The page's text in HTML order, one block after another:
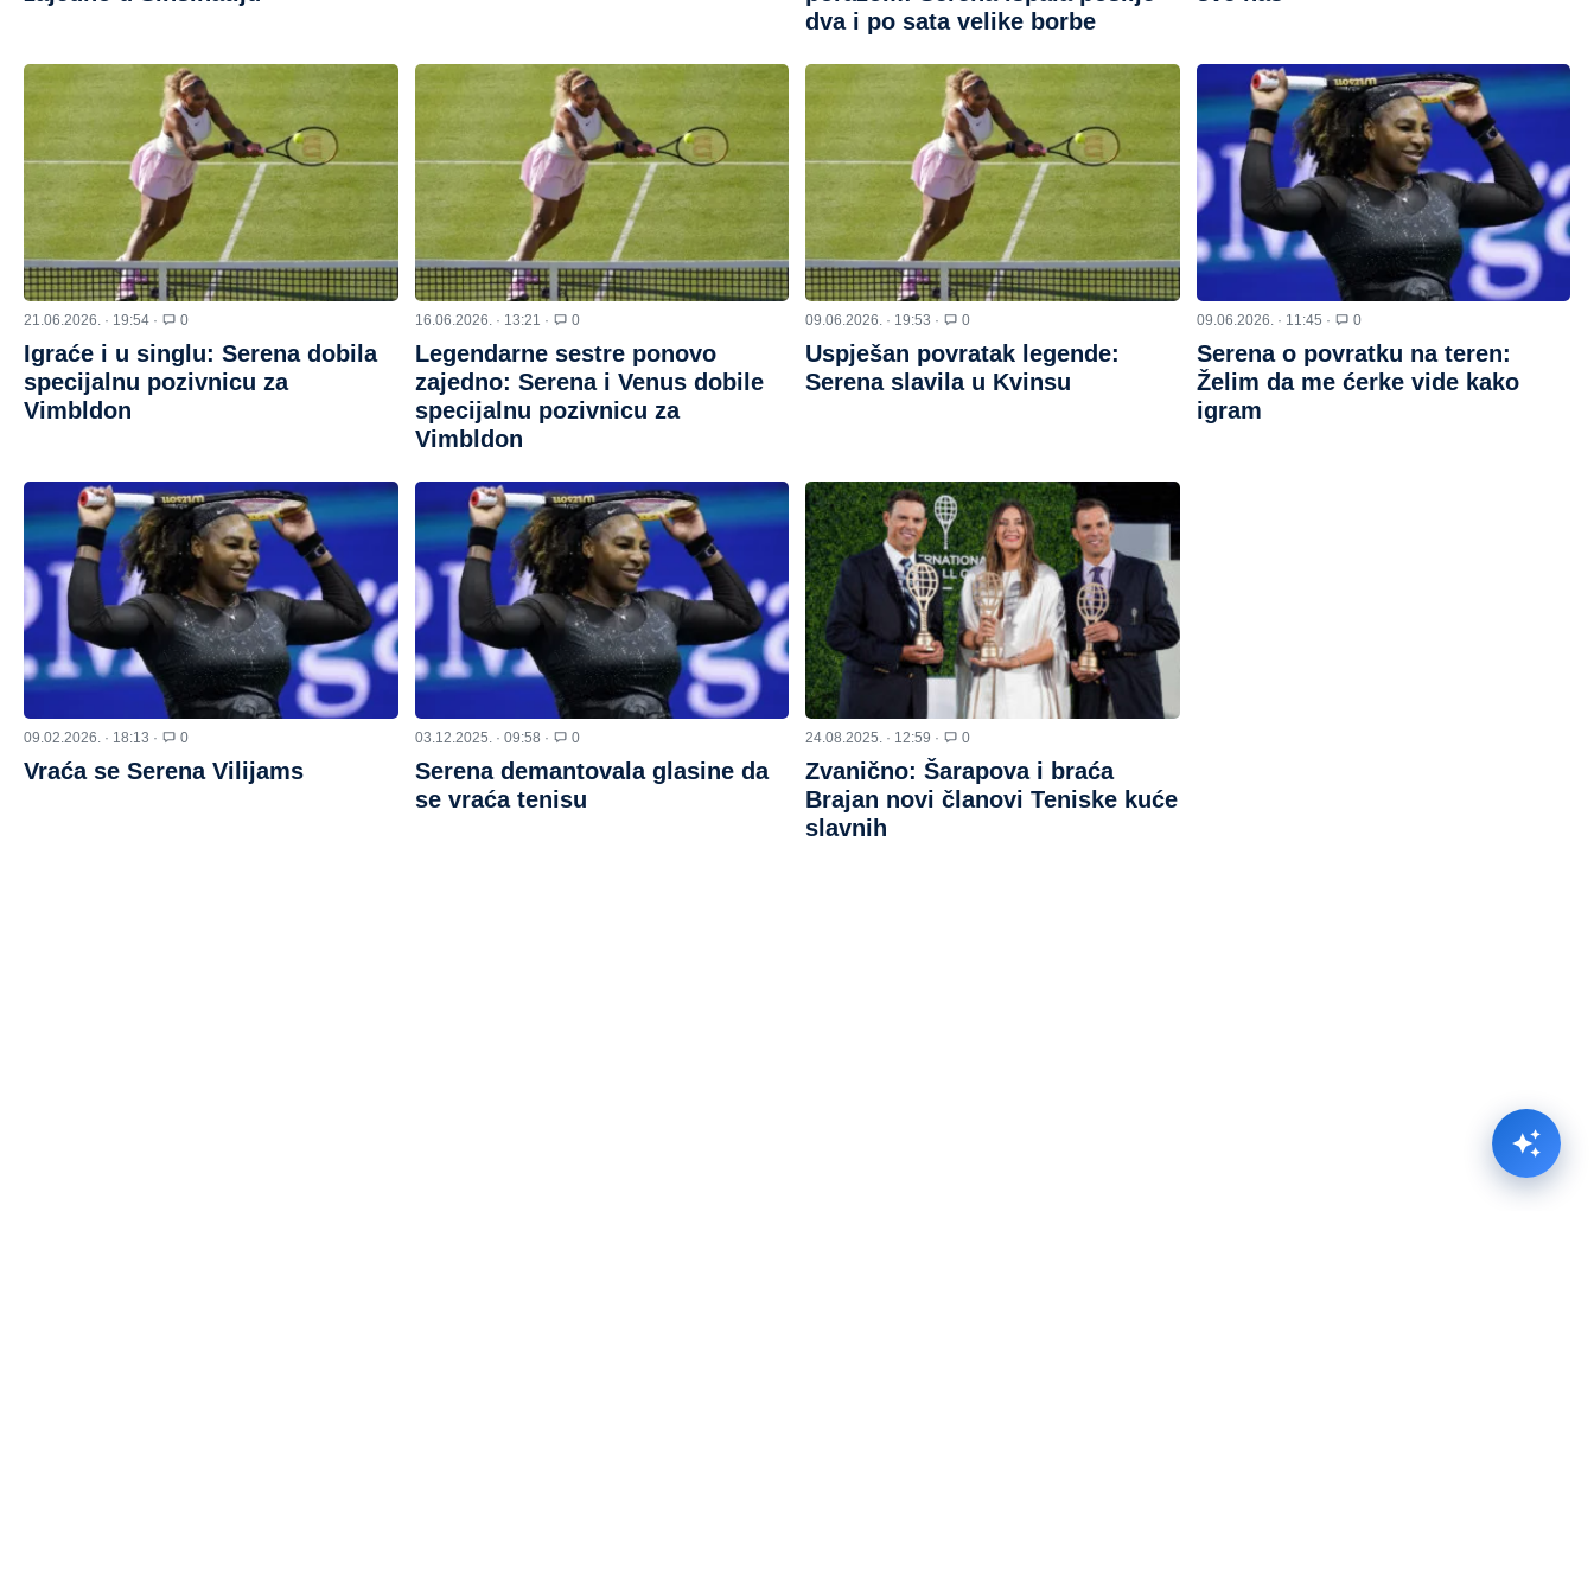
dva i po sata velike borbe
21.06.2026. · 19:54 · 0
Igraće i u singlu: Serena dobila
specijalnu pozivnicu za
Vimbldon
16.06.2026. · 13:21 · 0
Legendarne sestre ponovo
zajedno: Serena i Venus dobile
specijalnu pozivnicu za
Vimbldon
09.06.2026. · 19:53 · 0
Uspješan povratak legende:
Serena slavila u Kvinsu
09.06.2026. · 11:45 · 0
Serena o povratku na teren:
Želim da me ćerke vide kako
igram
09.02.2026. · 18:13 · 0
Vraća se Serena Vilijams
03.12.2025. · 09:58 · 0
Serena demantovala glasine da
se vraća tenisu
24.08.2025. · 12:59 · 0
Zvanično: Šarapova i braća
Brajan novi članovi Teniske kuće
slavnih